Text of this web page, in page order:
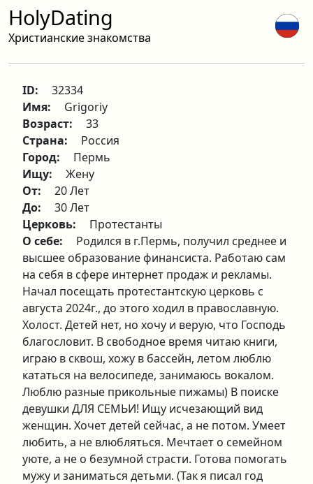
HolyDating
Христианские знакомства
ID:
32334
Имя:
Grigoriy
Возраст:
33
Страна:
Россия
Город:
Пермь
Ищу:
Жену
От:
20 Лет
До:
30 Лет
Церковь:
Протестанты
О себе:
Родился в г.Пермь, получил среднее и
высшее образование финансиста. Работаю сам
на себя в сфере интернет продаж и рекламы.
Начал посещать протестантскую церковь с
августа 2024г., до этого ходил в православную.
Холост. Детей нет, но хочу и верую, что Господь
благословит. В свободное время читаю книги,
играю в сквош, хожу в бассейн, летом люблю
кататься на велосипеде, занимаюсь вокалом.
Люблю разные прикольные пижамы) В поиске
девушки ДЛЯ СЕМЬИ! Ищу исчезающий вид
женщин. Хочет детей сейчас, а не потом. Умеет
любить, а не влюбляться. Мечтает о семейном
уюте, а не о безумной страсти. Готова помогать
мужу и заниматься детьми. (Так я писал год